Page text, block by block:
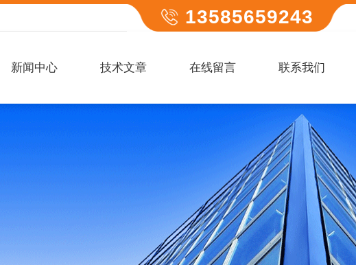
13585659243
新闻中心 技术文章 在线留言 联系我们